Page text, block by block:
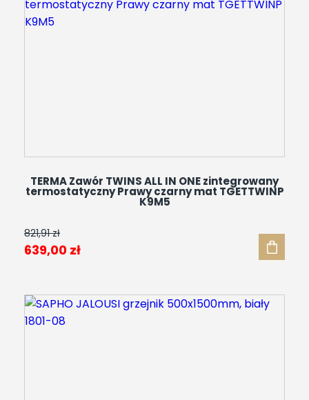
TERMA Zawór TWINS ALL IN ONE zintegrowany
termostatyczny Prawy czarny mat TGETTWINP
K9M5
821,91zł
Pierwotna
821,91 zł.
639,00 złAktualna
639,00 zł.